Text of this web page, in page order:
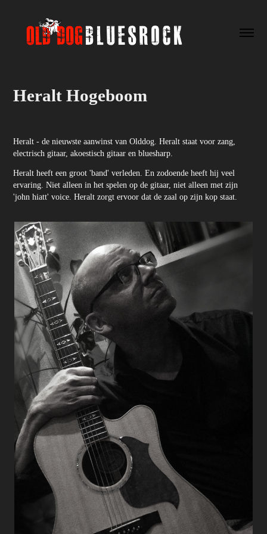
Heralt Hogeboom
Heralt - de nieuwste aanwinst van Olddog. Heralt staat voor zang,
electrisch gitaar, akoestisch gitaar en bluesharp.
Heralt heeft een groot 'band' verleden. En zodoende heeft hij veel
ervaring. Niet alleen in het spelen op de gitaar, niet alleen met zijn
'john hiatt' voice. Heralt zorgt ervoor dat de zaal op zijn kop staat.